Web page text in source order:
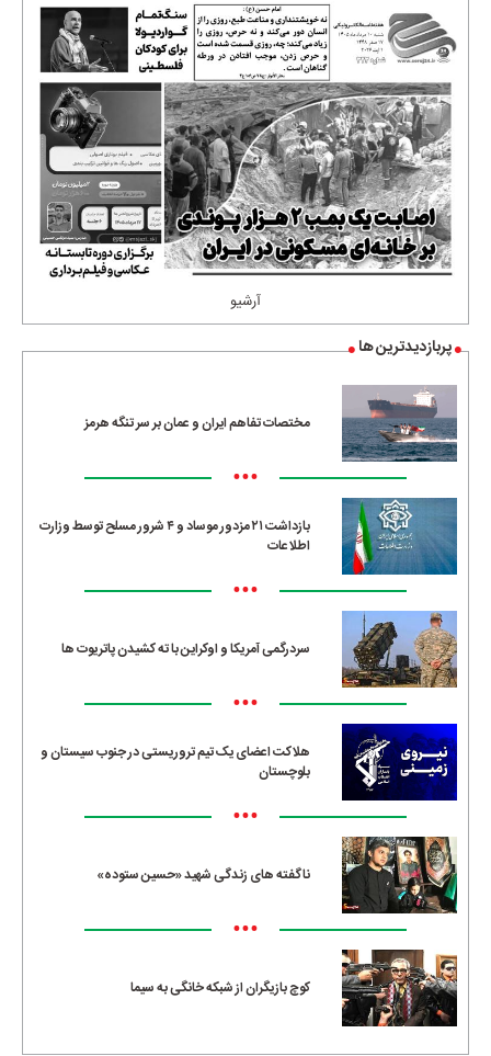
آرشیو
پربازدیدترین ها
مختصات تفاهم ایران و عمان بر سر تنگه هرمز
•••
بازداشت ۲۱ مزدور موساد و ۴ شرور مسلح توسط وزارت
اطلاعات
•••
سردرگمی آمریکا و اوکراین با ته کشیدن پاتریوت ها
•••
هلاکت اعضای یک تیم تروریستی در جنوب سیستان و
بلوچستان
•••
ناگفته های زندگی شهید «حسین ستوده»
•••
کوچ بازیگران از شبکه خانگی به سیما